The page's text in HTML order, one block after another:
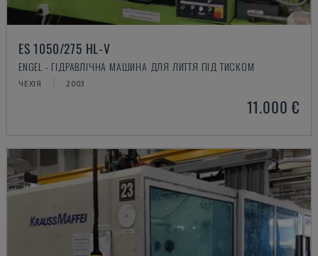
ES 1050/275 HL-V
ENGEL - ГІДРАВЛІЧНА МАШИНА ДЛЯ ЛИТТЯ ПІД ТИСКОМ
ЧЕХІЯ 2003
11.000 €